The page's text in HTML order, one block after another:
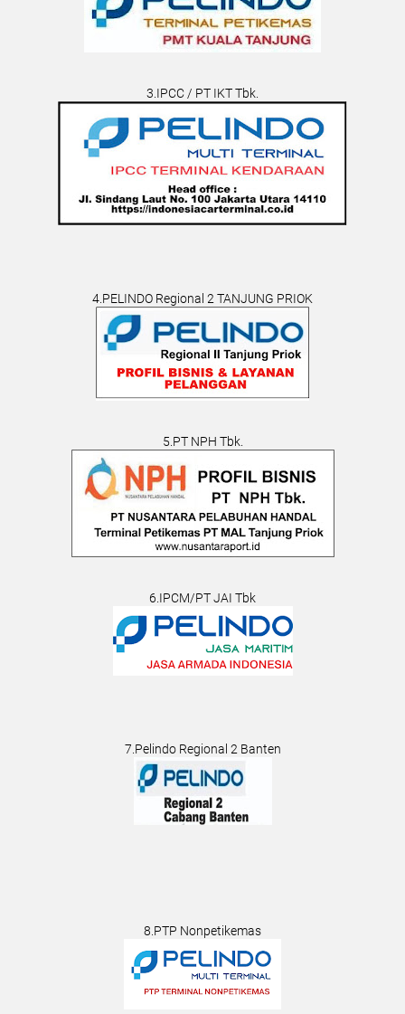
3.IPCC / PT IKT Tbk.
4.PELINDO Regional 2 TANJUNG PRIOK
5.PT NPH Tbk.
6.IPCM/PT JAI Tbk
7.Pelindo Regional 2 Banten
8.PTP Nonpetikemas